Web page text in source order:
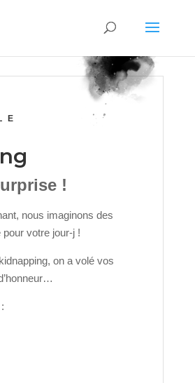
!
nous imaginons des
votre jour-j !
on a volé vos